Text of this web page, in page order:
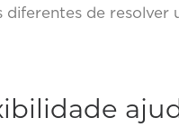
diferentes de resolver